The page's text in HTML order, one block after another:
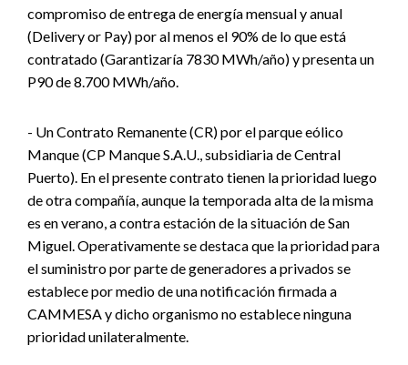
compromiso de entrega de energía mensual y anual
(Delivery or Pay) por al menos el 90% de lo que está
contratado (Garantizaría 7830 MWh/año) y presenta un
P90 de 8.700 MWh/año.
- Un Contrato Remanente (CR) por el parque eólico
Manque (CP Manque S.A.U., subsidiaria de Central
Puerto). En el presente contrato tienen la prioridad luego
de otra compañía, aunque la temporada alta de la misma
es en verano, a contra estación de la situación de San
Miguel. Operativamente se destaca que la prioridad para
el suministro por parte de generadores a privados se
establece por medio de una notificación firmada a
CAMMESA y dicho organismo no establece ninguna
prioridad unilateralmente.